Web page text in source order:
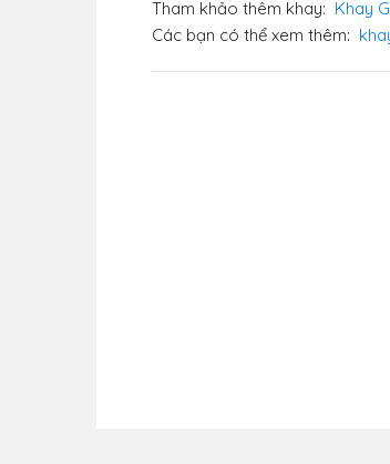
Tham khảo thêm khay: Khay
Các bạn có thể xem thêm: